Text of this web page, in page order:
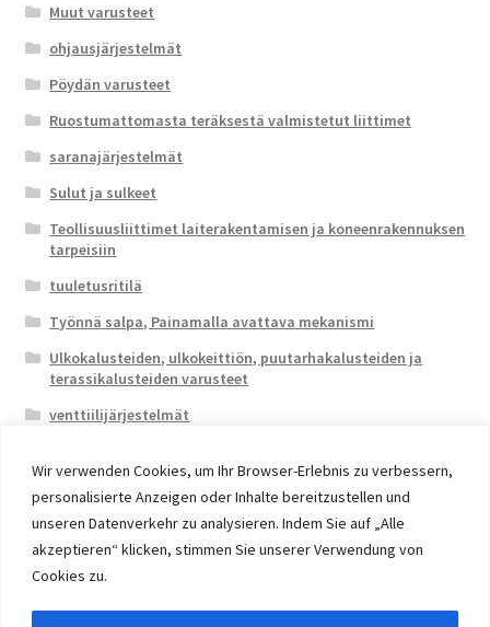
Wir verwenden Cookies, um Ihr Browser-Erlebnis zu verbessern,
personalisierte Anzeigen oder Inhalte bereitzustellen und
unseren Datenverkehr zu analysieren. Indem Sie auf „Alle
akzeptieren“ klicken, stimmen Sie unserer Verwendung von
Cookies zu.
Muut varusteet
ohjausjärjestelmät
Pöydän varusteet
Ruostumattomasta teräksestä valmistetut liittimet
saranajärjestelmät
Sulut ja sulkeet
Teollisuusliittimet laiterakentamisen ja koneenrakennuksen
tarpeisiin
tuuletusritilä
Työnnä salpa, Painamalla avattava mekanismi
Ulkokalusteiden, ulkokeittiön, puutarhakalusteiden ja
terassikalusteiden varusteet
venttiilijärjestelmät
© 2026 Eruon Trade UG, Germany, member of the ERUON